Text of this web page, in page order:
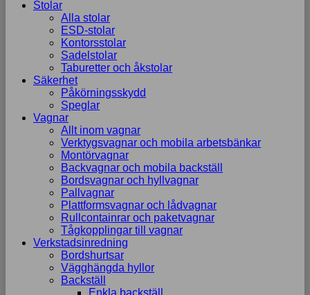
Stolar
Alla stolar
ESD-stolar
Kontorsstolar
Sadelstolar
Taburetter och åkstolar
Säkerhet
Påkörningsskydd
Speglar
Vagnar
Allt inom vagnar
Verktygsvagnar och mobila arbetsbänkar
Montörvagnar
Backvagnar och mobila backställ
Bordsvagnar och hyllvagnar
Pallvagnar
Plattformsvagnar och lådvagnar
Rullcontainrar och paketvagnar
Tågkopplingar till vagnar
Verkstadsinredning
Bordshurtsar
Vägghängda hyllor
Backställ
Enkla backställ